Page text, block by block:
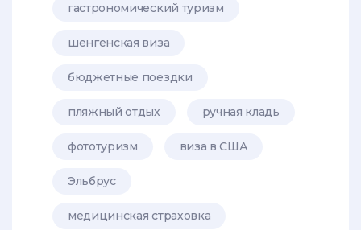
гастрономический туризм
шенгенская виза
бюджетные поездки
пляжный отдых ручная кладь
фототуризм виза в США
Эльбрус
медицинская страховка